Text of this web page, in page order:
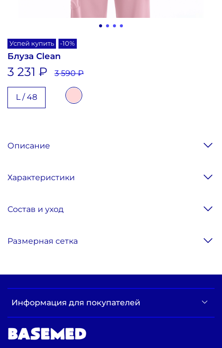
Успей купить -10%
Блуза Clean
3 231 ₽ 3 590 ₽
L / 48
Описание
Характеристики
Состав и уход
Размерная сетка
Информация для покупателей